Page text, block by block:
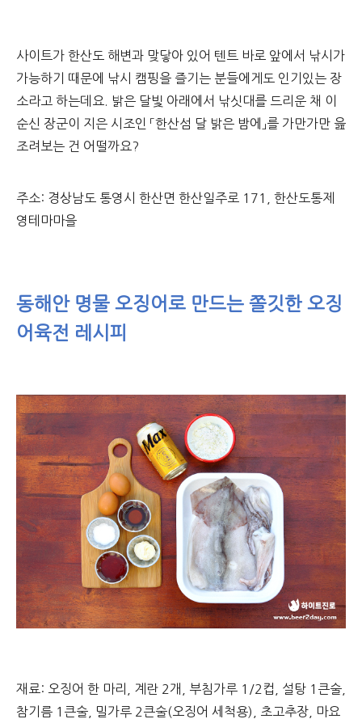
사이트가 한산도 해변과 맞닿아 있어 텐트 바로 앞에서 낚시가
가능하기 때문에 낚시 캠핑을 즐기는 분들에게도 인기있는 장
소라고 하는데요. 밝은 달빛 아래에서 낚싯대를 드리운 채 이
순신 장군이 지은 시조인 「한산섬 달 밝은 밤에」를 가만가만 읊
조려보는 건 어떨까요?
주소: 경상남도 통영시 한산면 한산일주로 171, 한산도통제
영테마마을
동해안 명물 오징어로 만드는 쫄깃한 오징
어육전 레시피
재료: 오징어 한 마리, 계란 2개, 부침가루 1/2컵, 설탕 1큰술,
참기름 1큰술, 밀가루 2큰술(오징어 세척용), 초고추장, 마요